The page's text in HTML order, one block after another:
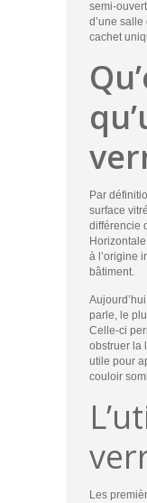
semi-
d’une
cachet
Par
surface
différencie
à l’origine
bâtiment.
parle, le
Celle-ci
obstruer la
utile pour
couloir
Les